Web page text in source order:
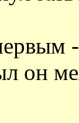
он